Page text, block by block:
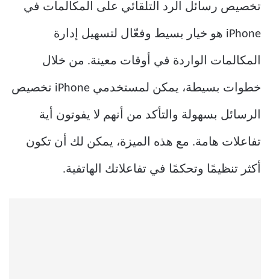
تخصيص رسائل الرد التلقائي على المكالمات في
iPhone هو خيار بسيط وفعّال لتسهيل إدارة
المكالمات الواردة في أوقات معينة. من خلال
خطوات بسيطة، يمكن لمستخدمي iPhone تخصيص
الرسائل بسهولة والتأكد من أنهم لا يفوتون أية
تفاعلات هامة. مع هذه الميزة، يمكن لك أن تكون
أكثر تنظيمًا وتحكمًا في تفاعلاتك الهاتفية.